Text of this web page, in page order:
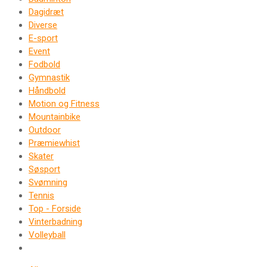
Dagidræt
Diverse
E-sport
Event
Fodbold
Gymnastik
Håndbold
Motion og Fitness
Mountainbike
Outdoor
Præmiewhist
Skater
Søsport
Svømning
Tennis
Top - Forside
Vinterbadning
Volleyball